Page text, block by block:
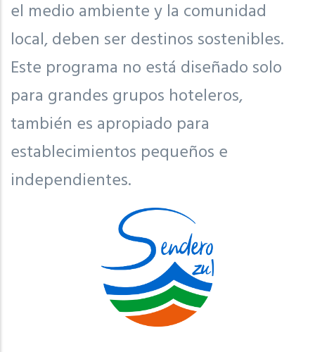
el medio ambiente y la comunidad
local, deben ser destinos sostenibles.
Este programa no está diseñado solo
para grandes grupos hoteleros,
también es apropiado para
establecimientos pequeños e
independientes.